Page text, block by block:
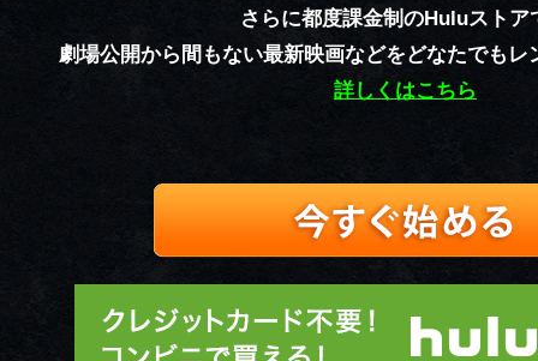
さらに都度課金制のHuluストア
劇場公開から間もない最新映画などをどなたでもレ
詳しくはこちら